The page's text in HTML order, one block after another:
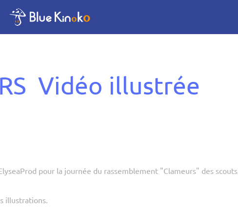
Vidéo illustrée
pour la journée du rassemblement "Clameurs" des scouts
illustrations.